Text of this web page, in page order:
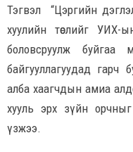
Тэгвэл “Цэргийн
хуулийн төслийг УИХ-
боловсруулж буйгаа
байгууллагуудад гарч
алба хаагчдын амиа
хууль эрх зүйн
үзжээ.